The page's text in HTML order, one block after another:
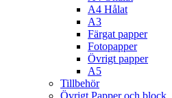
A4 Hålat
A3
Färgat papper
Fotopapper
Övrigt papper
A5
Tillbehör
Övrigt Papper och block